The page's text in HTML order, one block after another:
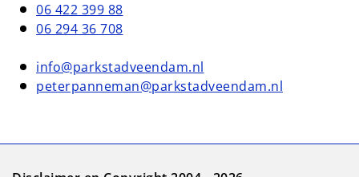
06 422 399 88
06 294 36 708
info@parkstadveendam.nl
peterpanneman@parkstadveendam.nl